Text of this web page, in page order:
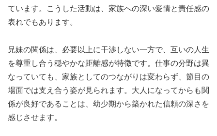
ています。こうした活動は、家族への深い愛情と責任感の
表れでもあります。
兄妹の関係は、必要以上に干渉しない一方で、互いの人生
を尊重し合う穏やかな距離感が特徴です。仕事の分野は異
なっていても、家族としてのつながりは変わらず、節目の
場面では支え合う姿が見られます。大人になってからも関
係が良好であることは、幼少期から築かれた信頼の深さを
感じさせます。